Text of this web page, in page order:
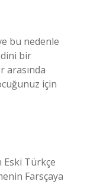
bu nedenle
dini bir
arasında
için
Eski Türkçe
Farsçaya